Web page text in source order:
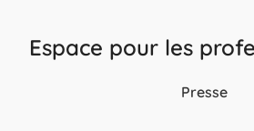
Espace pour les
Presse